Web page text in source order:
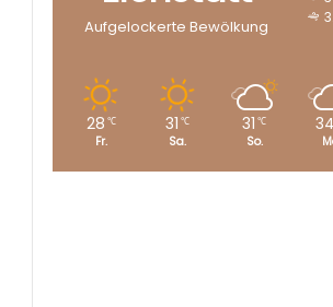
Aufgelockerte Bewölkung
28 ℃
Fr.
31 ℃
Sa.
31 ℃
So.
34